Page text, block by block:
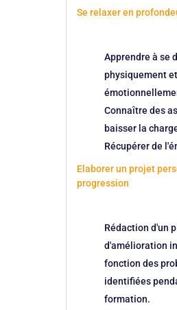
Se relaxer en
Apprendre à se
physiquement et
Connaître des
baisser la
Récupérer de
Elaborer un projet
progression
Rédaction d'un
d'amélioration
fonction des
identifiées
formation.